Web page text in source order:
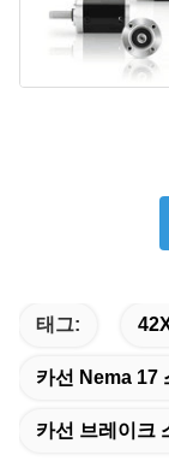
태그:
카선 Nema 17
카선 브레이크